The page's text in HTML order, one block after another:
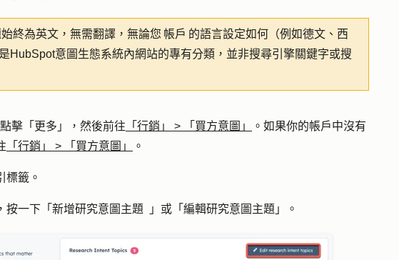
終為英文，無需翻譯，無論您 帳戶 的語言設定如何（例如德文、西
HubSpot意圖生態系統內網站的專有分類，並非搜尋引擎關鍵字或搜
擊 「更多」 ，然後前往 「行銷」 > 「買方意圖」
。如果你的帳戶中沒有
「行銷」 > 「買方意圖」 。
標籤。
按一下「 新增研究意圖主題 」或「編輯研究意圖主題 」。